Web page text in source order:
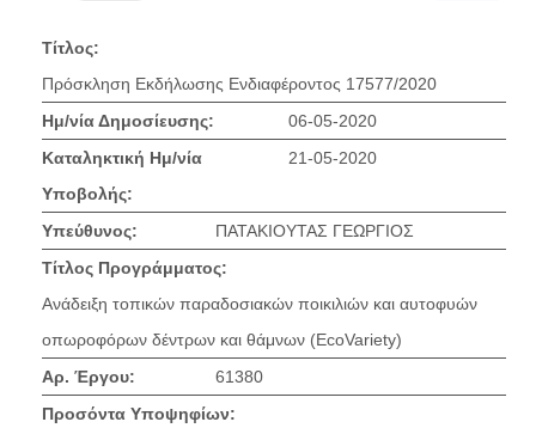
Τίτλος:
Πρόσκληση Εκδήλωσης Ενδιαφέροντος 17577/2020
Ημ/νία Δημοσίευσης:
06-05-2020
Καταληκτική Ημ/νία
Υποβολής:
21-05-2020
Υπεύθυνος:
ΠΑΤΑΚΙΟΥΤΑΣ ΓΕΩΡΓΙΟΣ
Τίτλος Προγράμματος:
Ανάδειξη τοπικών παραδοσιακών ποικιλιών και αυτοφυών
οπωροφόρων δέντρων και θάμνων (EcoVariety)
Αρ. Έργου:
61380
Προσόντα Υποψηφίων: